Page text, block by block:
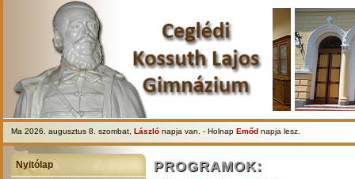
Ma 2026. augusztus 8. szombat, László napja van. - Holnap Emőd napja lesz.
Nyitólap PROGRAMOK: